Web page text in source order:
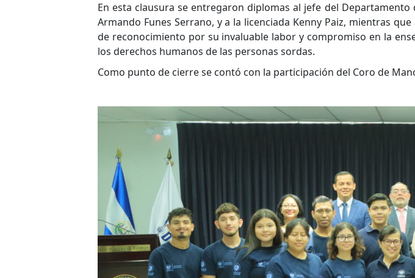
En esta clausura se entregaron diplomas al jefe del
Armando Funes Serrano, y a la licenciada Kenny Paiz, mientras
de reconocimiento por su invaluable labor y compromiso en la
los derechos humanos de las personas sordas.
Como punto de cierre se contó con la participación del Coro de